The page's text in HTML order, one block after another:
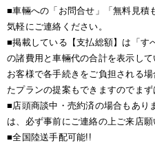
■車輛への「お問合せ」「無料見積
気軽にご連絡ください。
■掲載している【支払総額】は「す
の諸費用と車輛代の合計を表示して
お客様で各手続きをご負担される
たプランの提案もできますのでまず
■店頭商談中・売約済の場合もあり
は、必ず事前にご連絡の上ご来店願
■全国陸送手配可能!!